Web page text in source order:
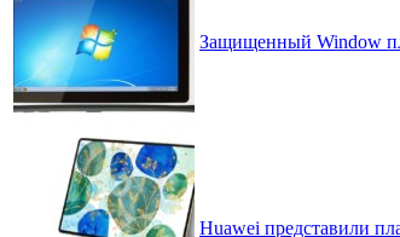
Защищенный Window
Huawei представили